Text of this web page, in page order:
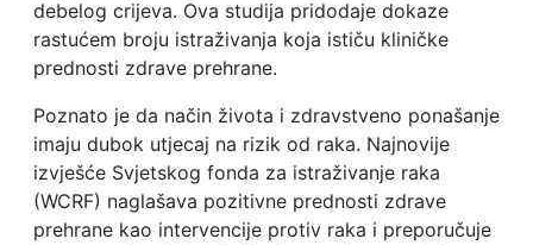
debelog crijeva. Ova studija pridodaje dokaze
rastućem broju istraživanja koja ističu kliničke
prednosti zdrave prehrane.
Poznato je da način života i zdravstveno ponašanje
imaju dubok utjecaj na rizik od raka. Najnovije
izvješće Svjetskog fonda za istraživanje raka
(WCRF) naglašava pozitivne prednosti zdrave
prehrane kao intervencije protiv raka i preporučuje